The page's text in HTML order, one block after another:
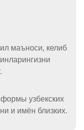
маъноси, келиб
узбекских
и имён близких.